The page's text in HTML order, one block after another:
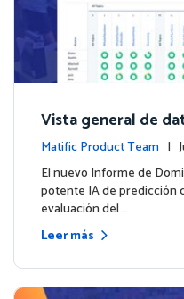
Vista general de
estudiantes con el
nio del Estudiante
Matific Product Team |
de la plataforma
El nuevo Informe de
potente IA de predicción
evaluación del …
Leer más